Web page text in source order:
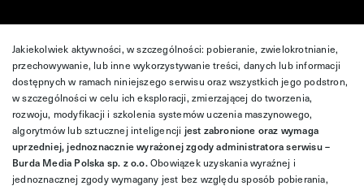
Jakiekolwiek aktywności, w szczególności: pobieranie, zwielokrotnianie,
przechowywanie, lub inne wykorzystywanie treści, danych lub informacji
dostępnych w ramach niniejszego serwisu oraz wszystkich jego podstron,
w szczególności w celu ich eksploracji, zmierzającej do tworzenia,
rozwoju, modyfikacji i szkolenia systemów uczenia maszynowego,
algorytmów lub sztucznej inteligencji jest zabronione oraz wymaga
uprzedniej, jednoznacznie wyrażonej zgody administratora serwisu –
Burda Media Polska sp. z o.o.Obowiązek uzyskania wyraźnej i
jednoznacznej zgody wymagany jest bez względu sposób pobierania,